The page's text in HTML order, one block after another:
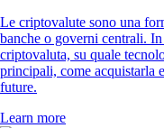
Le criptovalute sono una
banche o governi centrali.
criptovaluta, su quale
principali, come acquistarla
future.
Learn more